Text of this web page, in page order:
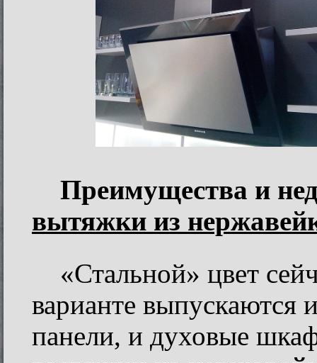
Преимущества и
вытяжки из
«Стальной» цвет
варианте выпускаются
панели, и духовые